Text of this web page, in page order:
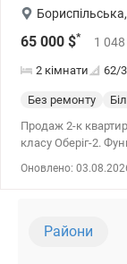
Бориспільська,
65 000 $* 1 048
2 кімнати 62/
Без ремонту
Продаж 2-к
класу Оберіг-2.
Слави». 044
Оновлено:
Райони